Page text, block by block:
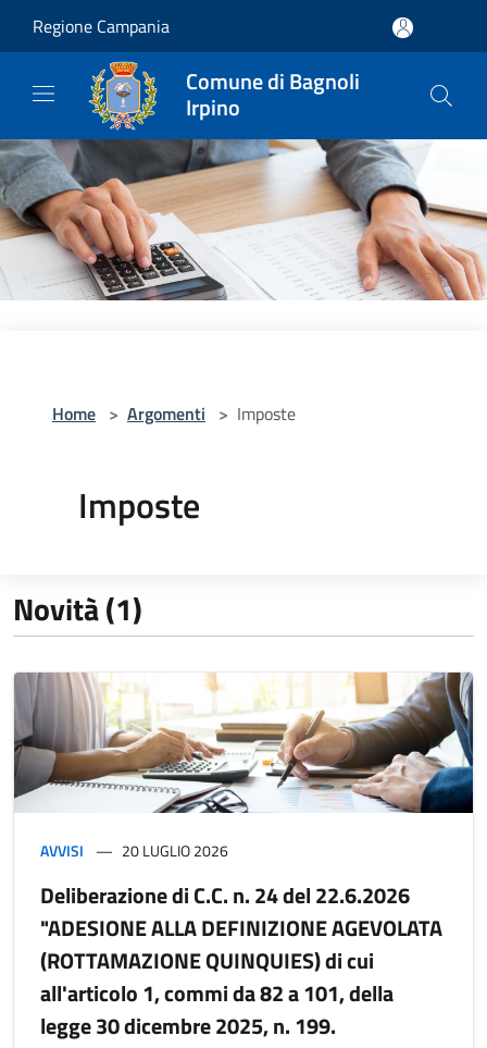
Regione Campania
Comune di Bagnoli
Irpino
Home > Argomenti > Imposte
Imposte
Novità (1)
AVVISI 20 LUGLIO 2026
Deliberazione di C.C. n. 24 del 22.6.2026
"ADESIONE ALLA DEFINIZIONE AGEVOLATA
(ROTTAMAZIONE QUINQUIES) di cui
all'articolo 1, commi da 82 a 101, della
legge 30 dicembre 2025, n. 199.